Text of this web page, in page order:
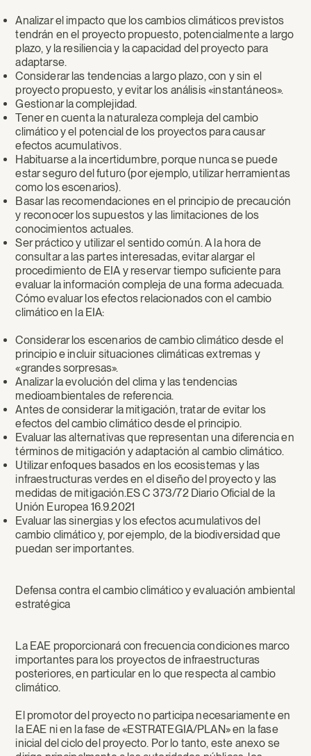
Analizar el impacto que los cambios climáticos previstos
tendrán en el proyecto propuesto, potencialmente a largo
plazo, y la resiliencia y la capacidad del proyecto para
adaptarse.
Considerar las tendencias a largo plazo, con y sin el
proyecto propuesto, y evitar los análisis «instantáneos».
Gestionar la complejidad.
Tener en cuenta la naturaleza compleja del cambio
climático y el potencial de los proyectos para causar
efectos acumulativos.
Habituarse a la incertidumbre, porque nunca se puede
estar seguro del futuro (por ejemplo, utilizar herramientas
como los escenarios).
Basar las recomendaciones en el principio de precaución
y reconocer los supuestos y las limitaciones de los
conocimientos actuales.
Ser práctico y utilizar el sentido común. A la hora de
consultar a las partes interesadas, evitar alargar el
procedimiento de EIA y reservar tiempo suficiente para
evaluar la información compleja de una forma adecuada.
Cómo evaluar los efectos relacionados con el cambio
climático en la EIA:
Considerar los escenarios de cambio climático desde el
principio e incluir situaciones climáticas extremas y
«grandes sorpresas».
Analizar la evolución del clima y las tendencias
medioambientales de referencia.
Antes de considerar la mitigación, tratar de evitar los
efectos del cambio climático desde el principio.
Evaluar las alternativas que representan una diferencia en
términos de mitigación y adaptación al cambio climático.
Utilizar enfoques basados en los ecosistemas y las
infraestructuras verdes en el diseño del proyecto y las
medidas de mitigación.ES C 373/72 Diario Oficial de la
Unión Europea 16.9.2021
Evaluar las sinergias y los efectos acumulativos del
cambio climático y, por ejemplo, de la biodiversidad que
puedan ser importantes.
Defensa contra el cambio climático y evaluación ambiental
estratégica
La EAE proporcionará con frecuencia condiciones marco
importantes para los proyectos de infraestructuras
posteriores, en particular en lo que respecta al cambio
climático.
El promotor del proyecto no participa necesariamente en
la EAE ni en la fase de «ESTRATEGIA/PLAN» en la fase
inicial del ciclo del proyecto. Por lo tanto, este anexo se